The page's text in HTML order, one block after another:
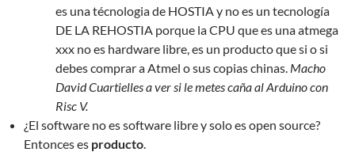
es una técnologia de HOSTIA y no es un tecnología
DE LA REHOSTIA porque la CPU que es una atmega
xxx no es hardware libre, es un producto que si o si
debes comprar a Atmel o sus copias chinas. Macho
David Cuartielles a ver si le metes caña al Arduino con
Risc V.
¿El software no es software libre y solo es open source?
Entonces es producto.